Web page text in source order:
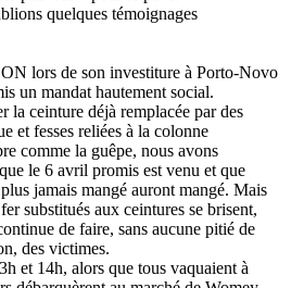
quelques témoignages
lors de son investiture à Porto-Novo
un mandat hautement social.
la ceinture déjà remplacée par des
et fesses reliées à la colonne
comme la guêpe, nous avons
le 6 avril promis est venu et que
jamais mangé auront mangé. Mais
substitués aux ceintures se brisent,
de faire, sans aucune pitié de
des victimes.
et 14h, alors que tous vaquaient à